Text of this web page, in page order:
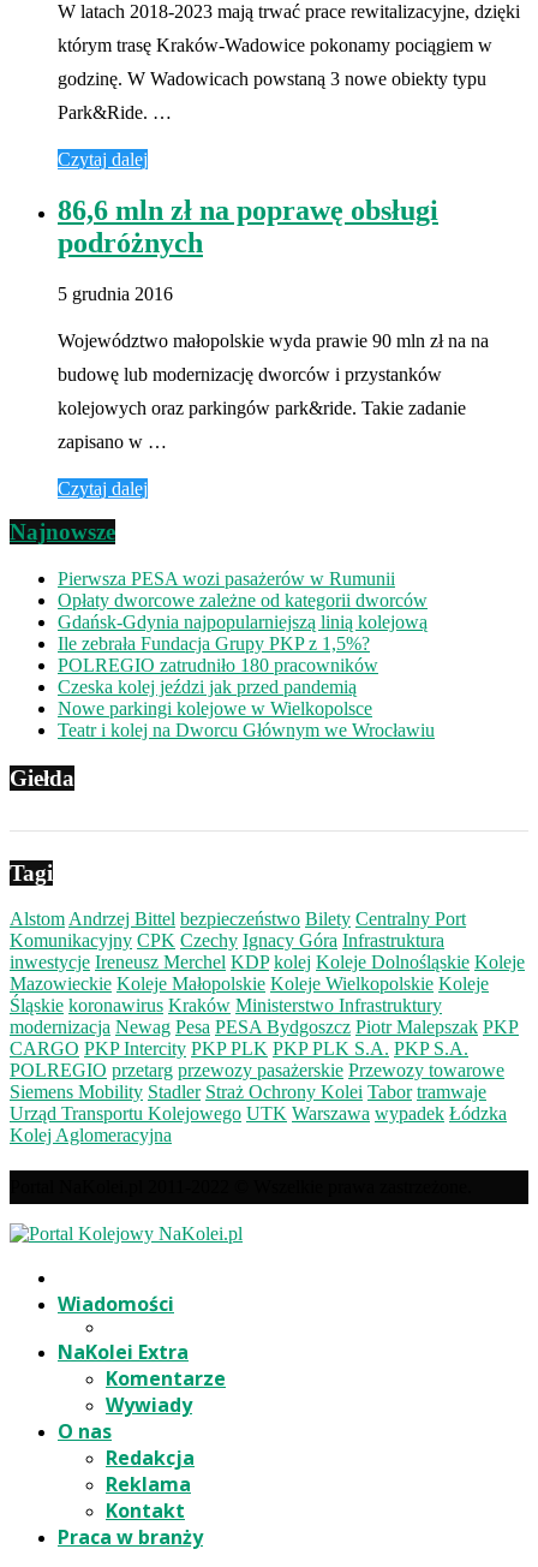
W latach 2018-2023 mają trwać prace rewitalizacyjne, dzięki
którym trasę Kraków-Wadowice pokonamy pociągiem w
godzinę. W Wadowicach powstaną 3 nowe obiekty typu
Park&Ride. …
Czytaj dalej
86,6 mln zł na poprawę obsługi
podróżnych
5 grudnia 2016
Województwo małopolskie wyda prawie 90 mln zł na na
budowę lub modernizację dworców i przystanków
kolejowych oraz parkingów park&ride. Takie zadanie
zapisano w …
Czytaj dalej
Najnowsze
Pierwsza PESA wozi pasażerów w Rumunii
Opłaty dworcowe zależne od kategorii dworców
Gdańsk-Gdynia najpopularniejszą linią kolejową
Ile zebrała Fundacja Grupy PKP z 1,5%?
POLREGIO zatrudniło 180 pracowników
Czeska kolej jeździ jak przed pandemią
Nowe parkingi kolejowe w Wielkopolsce
Teatr i kolej na Dworcu Głównym we Wrocławiu
Giełda
Tagi
Alstom Andrzej Bittel bezpieczeństwo Bilety Centralny Port
Komunikacyjny CPK Czechy Ignacy Góra Infrastruktura
inwestycje Ireneusz Merchel KDP kolej Koleje Dolnośląskie Koleje
Mazowieckie Koleje Małopolskie Koleje Wielkopolskie Koleje
Śląskie koronawirus Kraków Ministerstwo Infrastruktury
modernizacja Newag Pesa PESA Bydgoszcz Piotr Malepszak PKP
CARGO PKP Intercity PKP PLK PKP PLK S.A. PKP S.A.
POLREGIO przetarg przewozy pasażerskie Przewozy towarowe
Siemens Mobility Stadler Straż Ochrony Kolei Tabor tramwaje
Urząd Transportu Kolejowego UTK Warszawa wypadek Łódzka
Kolej Aglomeracyjna
Wiadomości
NaKolei Extra
Komentarze
Wywiady
O nas
Redakcja
Reklama
Kontakt
Praca w branży